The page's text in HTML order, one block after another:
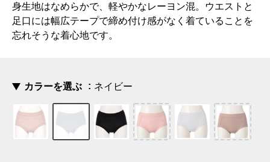
身生地はなめらかで、軽やかなレーヨン混。ウエストと
足口には幅広テープで締め付け感がなく着ていることを
忘れそうな着心地です。
カラーを選ぶ ネイビー